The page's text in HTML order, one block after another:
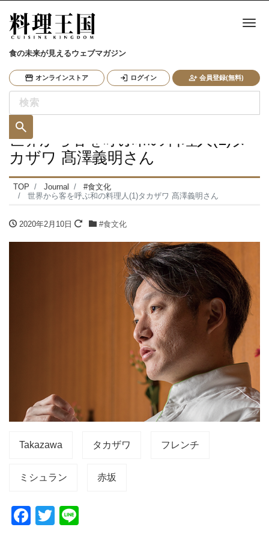
食の未来が見えるウェブマガジン
オンラインストア ログイン 会員登録(無料)
ナ
世界から客を呼ぶ和の料理人(1)タ
カザワ 髙澤義明さん
TOP Journal
#食文化
世界から客を呼ぶ和の料理人(1)タカザワ 髙澤義明さん
2020年2月10日 #食文化
Takazawa タカザワ フレンチ
ミシュラン 赤坂
F
T